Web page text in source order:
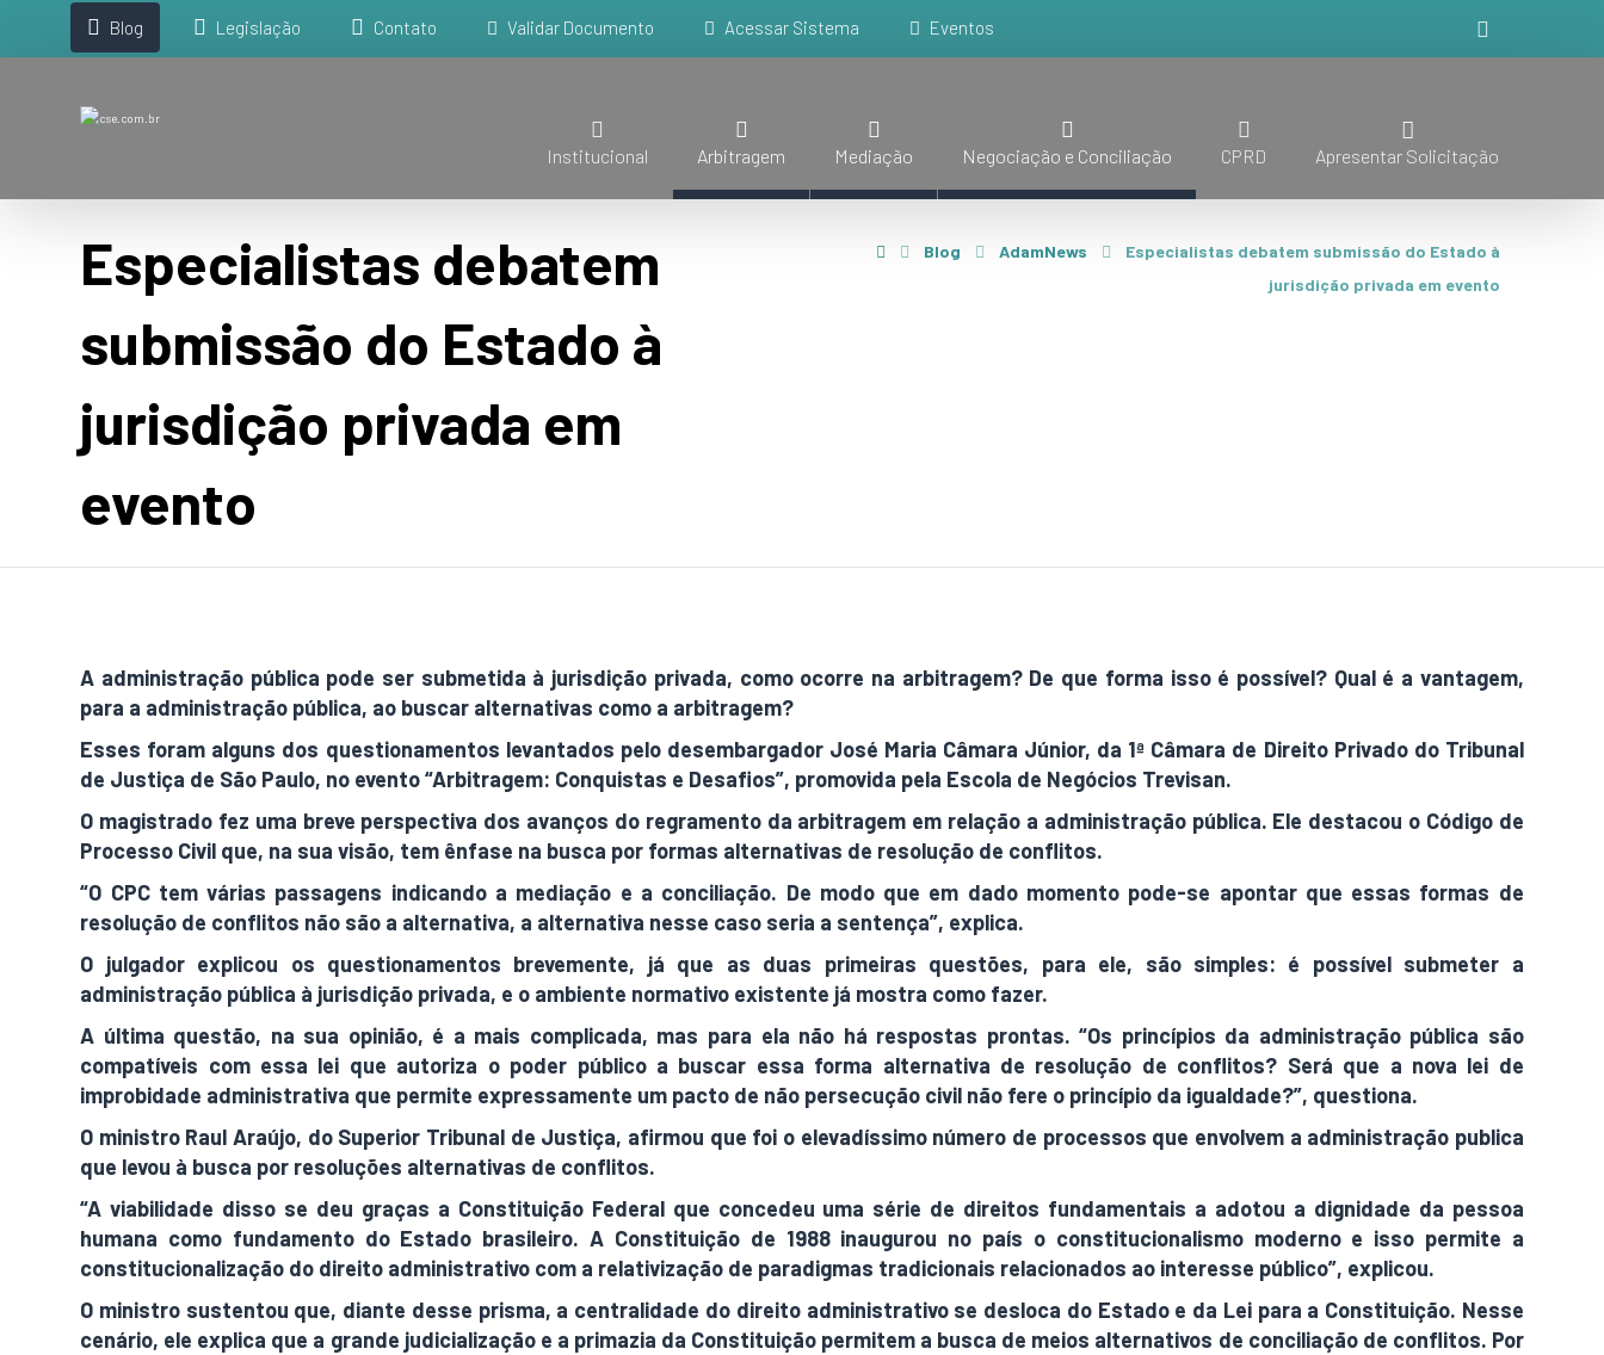
Blog Legislação Contato Validar Documento Acessar Sistema Eventos
Institucional Arbitragem Mediação Negociação e Conciliação CPRD Apresentar Solicitação
Especialistas debatem
submissão do Estado à
jurisdição privada em
evento
Blog AdamNews
Especialistas debatem submissão do Estado à
jurisdição privada em evento
A administração pública pode ser submetida à jurisdição privada, como ocorre na arbitragem? De que forma isso é possível? Qual é a vantagem,
para a administração pública, ao buscar alternativas como a arbitragem?
Esses foram alguns dos questionamentos levantados pelo desembargador José Maria Câmara Júnior, da 1ª Câmara de Direito Privado do Tribunal
de Justiça de São Paulo, no evento “Arbitragem: Conquistas e Desafios”, promovida pela Escola de Negócios Trevisan.
O magistrado fez uma breve perspectiva dos avanços do regramento da arbitragem em relação a administração pública. Ele destacou o Código de
Processo Civil que, na sua visão, tem ênfase na busca por formas alternativas de resolução de conflitos.
“O CPC tem várias passagens indicando a mediação e a conciliação. De modo que em dado momento pode-se apontar que essas formas de
resolução de conflitos não são a alternativa, a alternativa nesse caso seria a sentença”, explica.
O julgador explicou os questionamentos brevemente, já que as duas primeiras questões, para ele, são simples: é possível submeter a
administração pública à jurisdição privada, e o ambiente normativo existente já mostra como fazer.
A última questão, na sua opinião, é a mais complicada, mas para ela não há respostas prontas. “Os princípios da administração pública são
compatíveis com essa lei que autoriza o poder público a buscar essa forma alternativa de resolução de conflitos? Será que a nova lei de
improbidade administrativa que permite expressamente um pacto de não persecução civil não fere o princípio da igualdade?”, questiona.
O ministro Raul Araújo, do Superior Tribunal de Justiça, afirmou que foi o elevadíssimo número de processos que envolvem a administração publica
que levou à busca por resoluções alternativas de conflitos.
“A viabilidade disso se deu graças a Constituição Federal que concedeu uma série de direitos fundamentais a adotou a dignidade da pessoa
humana como fundamento do Estado brasileiro. A Constituição de 1988 inaugurou no país o constitucionalismo moderno e isso permite a
constitucionalização do direito administrativo com a relativização de paradigmas tradicionais relacionados ao interesse público”, explicou.
O ministro sustentou que, diante desse prisma, a centralidade do direito administrativo se desloca do Estado e da Lei para a Constituição. Nesse
cenário, ele explica que a grande judicialização e a primazia da Constituição permitem a busca de meios alternativos de conciliação de conflitos. Por